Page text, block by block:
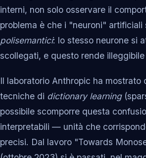
interni, non solo osservare il
problema è che i "neuroni" artificiali
polisemantici: lo stesso neurone si
scollegati, e questo rende illeggibile
Il laboratorio Anthropic ha mostrato
tecniche di dictionary learning
possibile scomporre questa
interpretabili — unità che
precisi. Dal lavoro "Towards